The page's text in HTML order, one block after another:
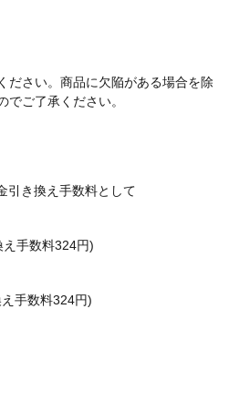
ださい。商品に欠陥がある場合を除
でご了承ください。
引き換え手数料として
手数料324円)
手数料324円)